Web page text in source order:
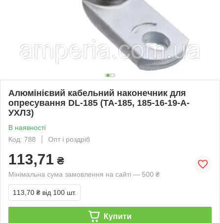
Алюмінієвий кабельний наконечник для
опресування DL-185 (ТА-185, 185-16-19-А-
УХЛ3)
В наявності
Код: 788
Опт і роздріб
113,71 ₴
Мінімальна сума замовлення на сайті — 500 ₴
113,70 ₴ від 100 шт.
Купити